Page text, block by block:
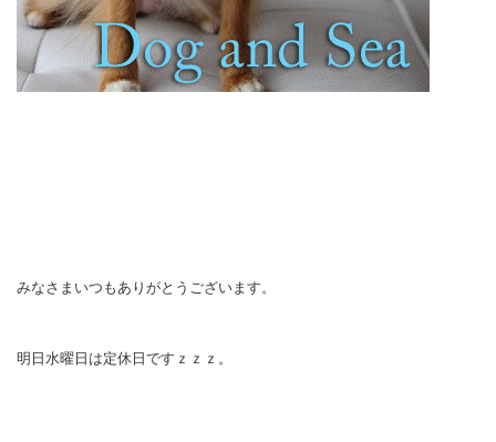
みなさまいつもありがとうございます。
明日水曜日は定休日ですｚｚｚ。